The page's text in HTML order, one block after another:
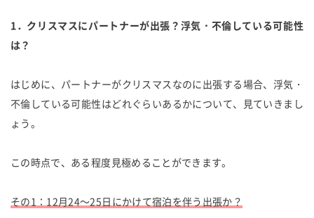
1．クリスマスにパートナーが出張？浮気・不倫している可能性
は？
はじめに、パートナーがクリスマスなのに出張する場合、浮気・
不倫している可能性はどれぐらいあるかについて、見ていきまし
ょう。
この時点で、ある程度見極めることができます。
その1：12月24～25日にかけて宿泊を伴う出張か？